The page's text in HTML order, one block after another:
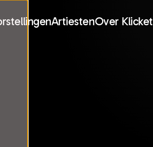
ArtiestenOver Klicket